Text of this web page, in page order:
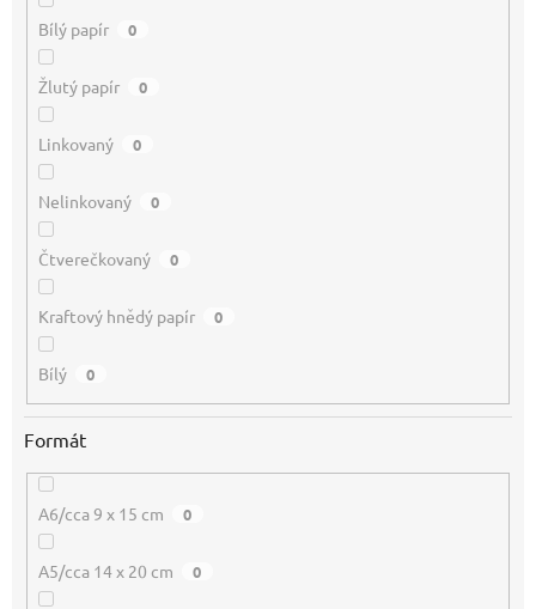
Bílý papír 0
Žlutý papír 0
Linkovaný 0
Nelinkovaný 0
Čtverečkovaný 0
Kraftový hnědý papír 0
Bílý 0
Formát
A6/cca 9 x 15 cm 0
A5/cca 14 x 20 cm 0